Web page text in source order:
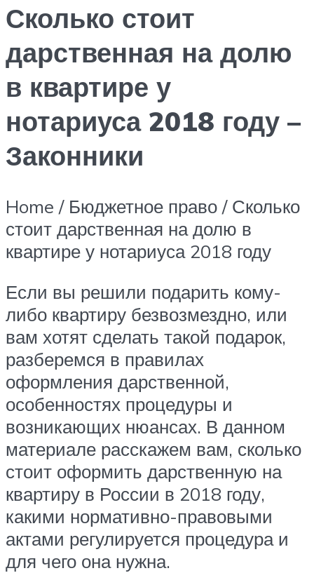
Сколько стоит
дарственная на долю
в квартире у
нотариуса 2018 году –
Законники
Home / Бюджетное право / Сколько
стоит дарственная на долю в
квартире у нотариуса 2018 году
Если вы решили подарить кому-
либо квартиру безвозмездно, или
вам хотят сделать такой подарок,
разберемся в правилах
оформления дарственной,
особенностях процедуры и
возникающих нюансах. В данном
материале расскажем вам, сколько
стоит оформить дарственную на
квартиру в России в 2018 году,
какими нормативно-правовыми
актами регулируется процедура и
для чего она нужна.